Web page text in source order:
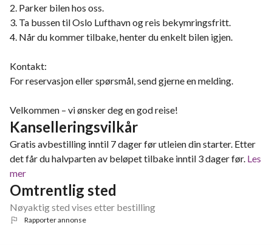
2. Parker bilen hos oss.
3. Ta bussen til Oslo Lufthavn og reis bekymringsfritt.
4. Når du kommer tilbake, henter du enkelt bilen igjen.
Kontakt:
For reservasjon eller spørsmål, send gjerne en melding.
Velkommen – vi ønsker deg en god reise!
Kanselleringsvilkår
Gratis avbestilling inntil 7 dager før utleien din starter. Etter
det får du halvparten av beløpet tilbake inntil 3 dager før. Les
mer
Omtrentlig sted
Nøyaktig sted vises etter bestilling
Rapporter annonse